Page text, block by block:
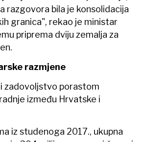
razgovora bila je konsolidacija
granica", rekao je ministar
priprema dviju zemalja za
razmjene
zadovoljstvo porastom
između Hrvatske i
iz studenoga 2017., ukupna